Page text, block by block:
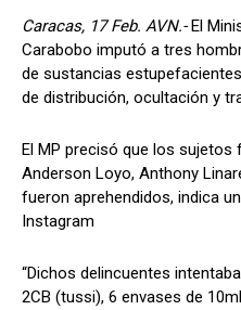
Caracas, 17 Feb. AVN.-El
Carabobo imputó a tres
de sustancias
de distribución, ocultación y
El MP precisó que los
Anderson Loyo, Anthony
fueron aprehendidos, indica
Instagram
“Dichos delincuentes
2CB (tussi), 6 envases de